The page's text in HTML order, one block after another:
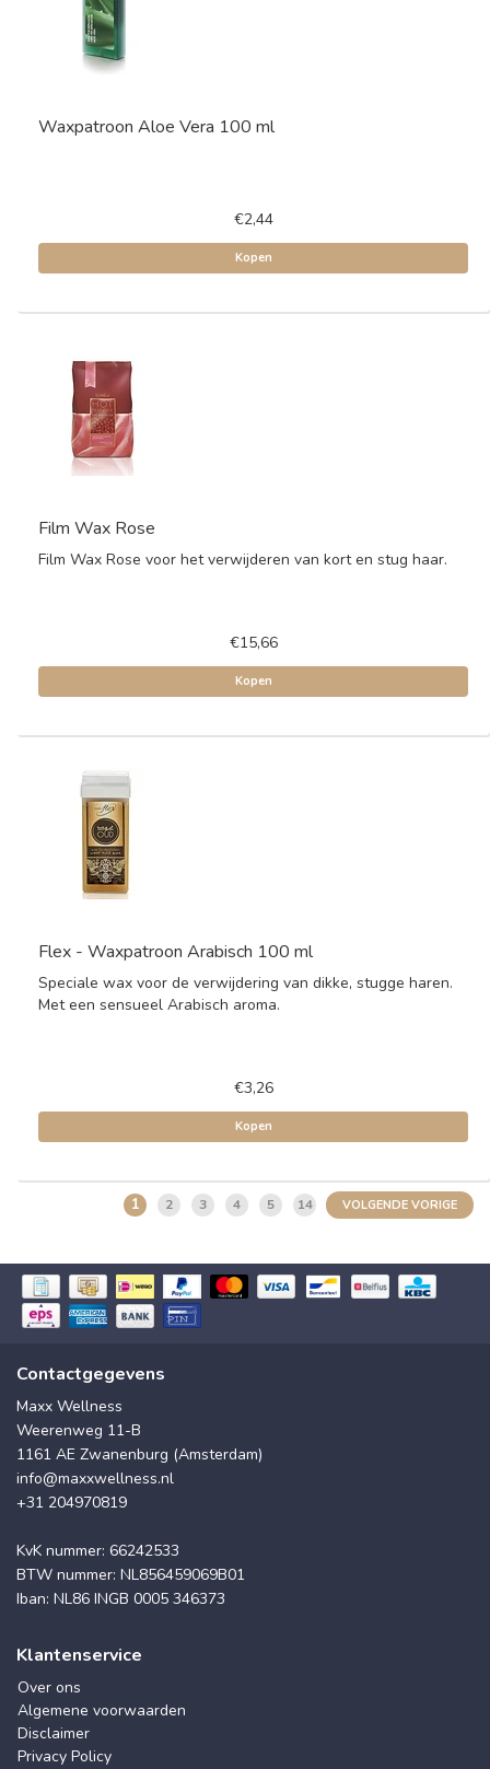
Waxpatroon Aloe Vera 100 ml
€2,44
Kopen
Film Wax Rose
Film Wax Rose voor het verwijderen van kort en stug haar.
€15,66
Kopen
Flex - Waxpatroon Arabisch 100 ml
Speciale wax voor de verwijdering van dikke, stugge haren.
Met een sensueel Arabisch aroma.
€3,26
Kopen
1 2 3 4 5 14 VOLGENDE VORIGE
Contactgegevens
Maxx Wellness
Weerenweg 11-B
1161 AE Zwanenburg (Amsterdam)
info@maxxwellness.nl
+31 204970819
KvK nummer: 66242533
BTW nummer: NL856459069B01
Iban: NL86 INGB 0005 346373
Klantenservice
Over ons
Algemene voorwaarden
Disclaimer
Privacy Policy